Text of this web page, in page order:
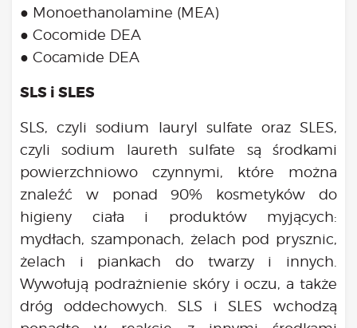
● Monoethanolamine (MEA)
● Cocomide DEA
● Cocamide DEA
SLS i SLES
SLS, czyli sodium lauryl sulfate oraz SLES,
czyli sodium laureth sulfate są środkami
powierzchniowo czynnymi, które można
znaleźć w ponad 90% kosmetyków do
higieny ciała i produktów myjących:
mydłach, szamponach, żelach pod prysznic,
żelach i piankach do twarzy i innych.
Wywołują podrażnienie skóry i oczu, a także
dróg oddechowych. SLS i SLES wchodzą